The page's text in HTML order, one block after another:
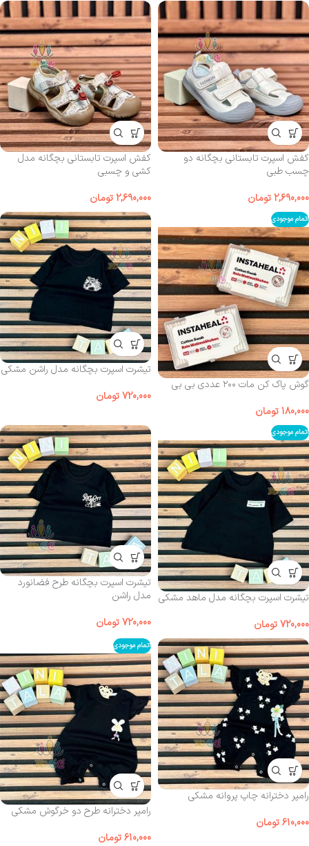
کفش اسپرت تابستانی بچگانه دو
چسب طبی
2,690,000 تومان
کفش اسپرت تابستانی بچگانه مدل
کشی و چسبی
2,690,000 تومان
اتمام موجودی
گوش پاک‌ کن مات ۲۰۰ عددی بی بی
180,000 تومان
تیشرت اسپرت بچگانه مدل راشن مشکی
720,000تومان
اتمام موجودی
تیشرت اسپرت بچگانه مدل ماهد مشکی
720,000تومان
تیشرت اسپرت بچگانه طرح فضانورد
مدل راشن
720,000تومان
رامپر دخترانه چاپ پروانه مشکی
610,000تومان
اتمام موجودی
رامپر دخترانه طرح دو خرگوش مشکی
610,000تومان